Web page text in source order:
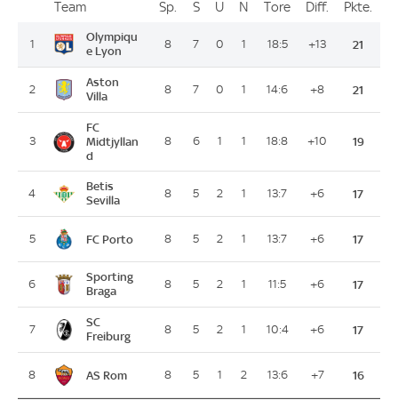
PlatzTeam Sp. Spiele
SSiege
U Unentschieden
N Niederlagen
Tore ToreDiff. Differenz
Pkte.
1
Olympiqu
e Lyon
8 7 0 1 18:5 +13 21
2
Aston
Villa
8 7 0 1 14:6 +8 21
3
FC
Midtjyllan
d
8 6 1 1 18:8 +10 19
4
Betis
Sevilla
8 5 2 1 13:7 +6 17
5 FC Porto 8 5 2 1 13:7 +6 17
6
Sporting
Braga
8 5 2 1 11:5 +6 17
7
SC
Freiburg
8 5 2 1 10:4 +6 17
8 AS Rom 8 5 1 2 13:6 +7 16